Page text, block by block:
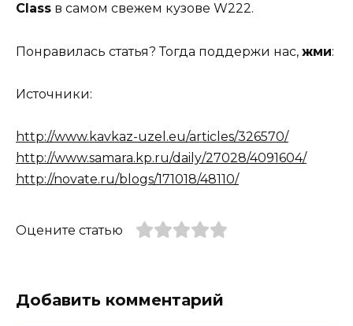
Class в самом свежем кузове W222.
Понравилась статья? Тогда поддержи нас, жми:
Источники:
http://www.kavkaz-uzel.eu/articles/326570/
http://www.samara.kp.ru/daily/27028/4091604/
http://novate.ru/blogs/171018/48110/
Оцените статью
Добавить комментарий